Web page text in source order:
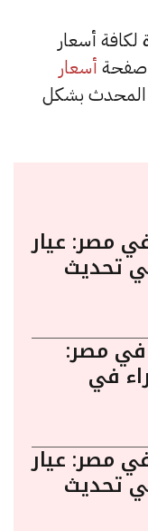
لكافة أسعار
صفحة أسعار
المحدث بشكل
مصر: عيار
في تحديث
في مصر:
6745 للشراء في
مصر: عيار
في تحديث